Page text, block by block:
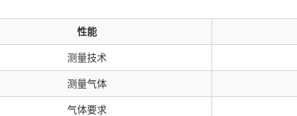
性能
测量技术
测量气体
气体要求